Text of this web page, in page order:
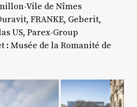
Vile de Nîmes
FRANKE, Geberit,
US, Parex-Group
: Musée de la Romanité de